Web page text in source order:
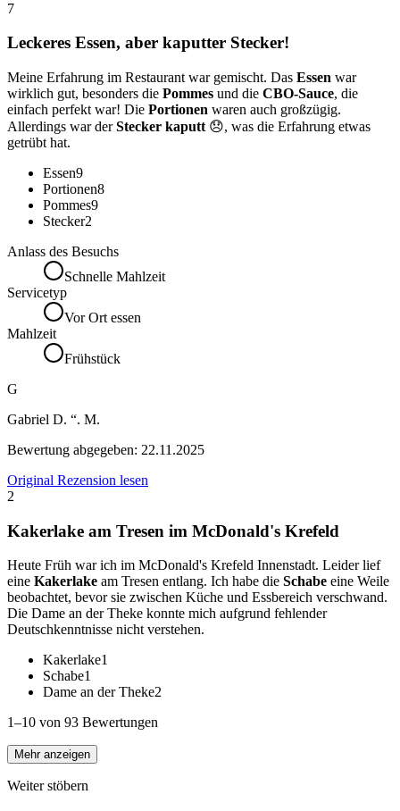
7
Leckeres Essen, aber kaputter Stecker!
Meine Erfahrung im Restaurant war gemischt. Das Essen war
wirklich gut, besonders die Pommes und die CBO-Sauce, die
einfach perfekt war! Die Portionen waren auch großzügig.
Allerdings war derStecker kaputt 😞, was die Erfahrung etwas
getrübt hat.
Essen9
Portionen8
Pommes9
Stecker2
Anlass des Besuchs
Schnelle Mahlzeit
Servicetyp
Vor Ort essen
Mahlzeit
Frühstück
G
Gabriel D. “. M.
Bewertung abgegeben: 22.11.2025
Original Rezension lesen
2
Kakerlake am Tresen im McDonald's Krefeld
Heute Früh war ich im McDonald's Krefeld Innenstadt. Leider lief
eine Kakerlake am Tresen entlang. Ich habe die Schabe eine Weile
beobachtet, bevor sie zwischen Küche und Essbereich verschwand.
Die Dame an der Theke konnte mich aufgrund fehlender
Deutschkenntnisse nicht verstehen.
Kakerlake1
Schabe1
Dame an der Theke2
1–10 von 93 Bewertungen
Mehr anzeigen
Weiter stöbern